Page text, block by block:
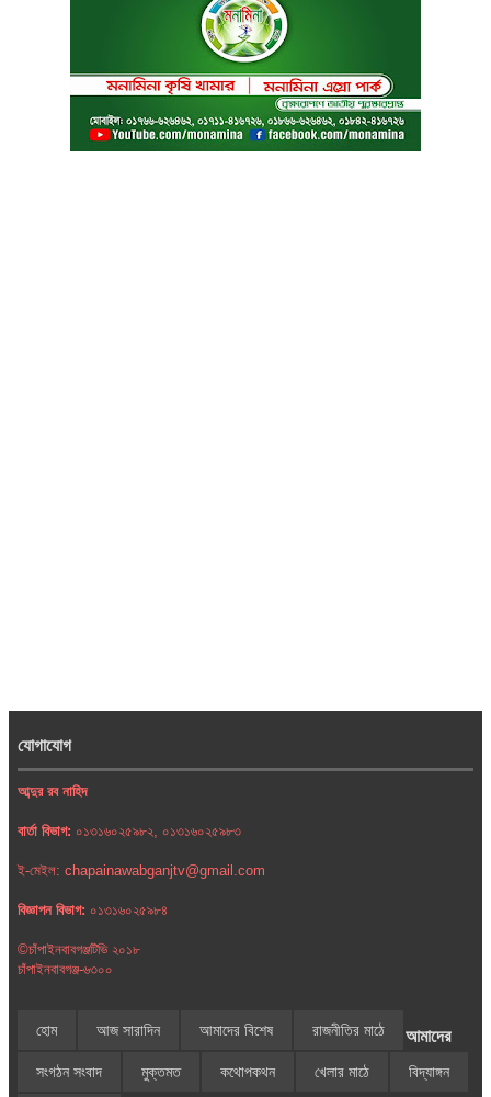
যোগাযোগ
আব্দুর রব নাহিদ
বার্তা বিভাগ: ০১৩১৬০২৫৯৮২, ০১৩১৬০২৫৯৮৩
ই-মেইল: chapainawabganjtv@gmail.com
বিজ্ঞাপন বিভাগ: ০১৩১৬০২৫৯৮৪
©চাঁপাইনবাবগঞ্জটিভি ২০১৮
চাঁপাইনবাবগঞ্জ-৬৩০০
হোম আজ সারাদিন আমাদের বিশেষ রাজনীতির মাঠে
সংগঠন সংবাদ মুক্তমত কথোপকথন খেলার মাঠে বিদ্যাঙ্গন
আমাদের